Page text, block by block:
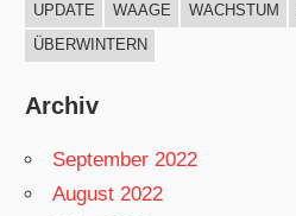
UPDATE
WAAGE WACHSTUM
ÜBERWINTERN
Archiv
September 2022
August 2022